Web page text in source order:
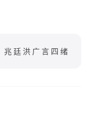
兆廷洪广言四绪